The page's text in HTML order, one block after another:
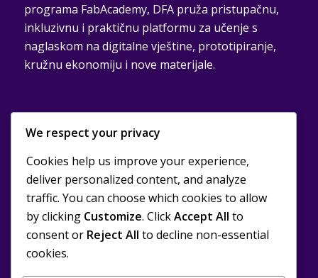
programa FabAcademy, DFA pruža pristupačnu,
inkluzivnu i praktičnu platformu za učenje s
naglaskom na digitalne vještine, prototipiranje,
kružnu ekonomiju i nove materijale.
DRUŠTVENO ODGOVORNI KARAKTER
Pozivamo sve zainteresirane dionike iz realnog
sektora, koji u ovom programu prepoznaju
društvenu vrijednost i dugoročni utjecaj na
zajednice, da se pridruže i podrže naše napore u
izgradnji inkluzivnog i inovacijskog obrazovnog
We respect your privacy
Cookies help us improve your experience,
deliver personalized content, and analyze
traffic. You can choose which cookies to allow
by clicking Customize. ClickAccept All to
consent or Reject All to decline non-essential
cookies.